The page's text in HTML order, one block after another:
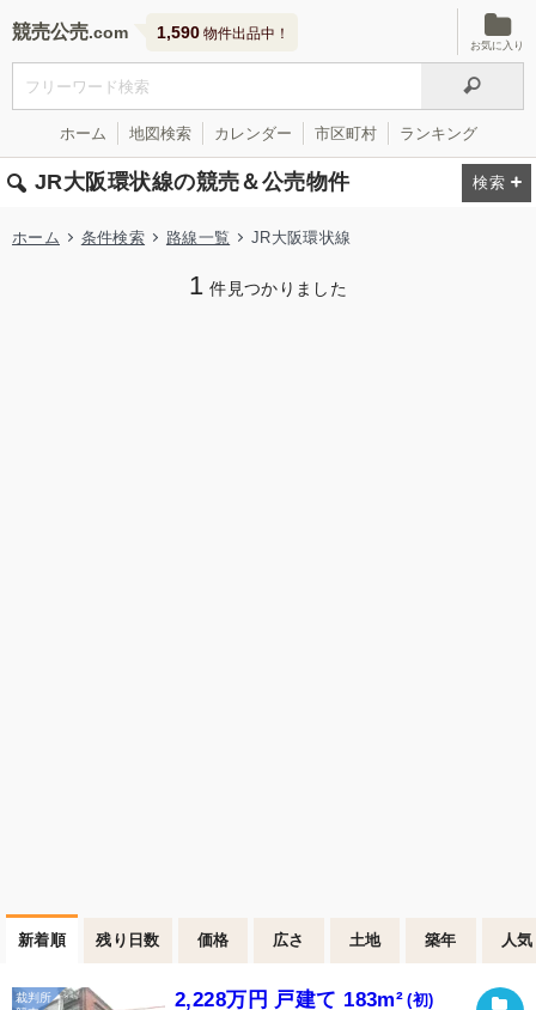
競売公売 1,590 物件出品中！
お気に入り
ホーム 地図検索 カレンダー 市区町村 ランキング
JR大阪環状線の競売＆公売物件
ホーム 条件検索 路線一覧 JR大阪環状線
1 件見つかりました
新着順 残り日数 価格 広さ 土地 築年 人気
2,228万円 戸建て 183m² (初)